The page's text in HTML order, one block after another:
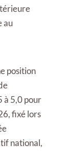
au
position
à 5,0 pour
fixé lors
national,